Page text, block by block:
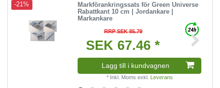
-21%
Markförankringssats för Green Universe
Rabattkant 10 cm | Jordankare |
Markankare
RRP SEK 85.79
SEK 67.46 *
Lagg till i kundvagnen
* Inkl. Moms exkl. Leverans